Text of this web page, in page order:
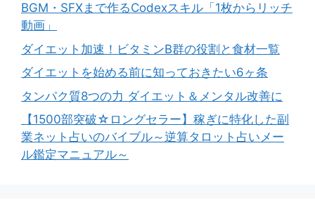
BGM・SFXまで作るCodexスキル「1枚からリッチ
動画」
ダイエット加速！ビタミンB群の役割と食材一覧
ダイエットを始める前に知っておきたい6ヶ条
タンパク質8つの力 ダイエット＆メンタル改善に
【1500部突破☆ロングセラー】稼ぎに特化した副
業ネット占いのバイブル～逆算タロット占いメー
ル鑑定マニュアル～